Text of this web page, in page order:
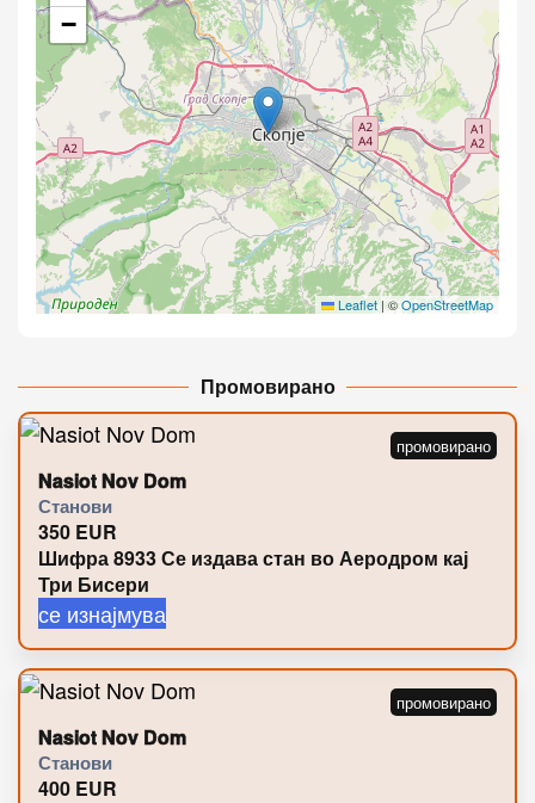
−
Leaflet | ©OpenStreetMap
Промовирано
Nasiot Nov Dom
Станови
350 EUR
Шифра 8933 Се издава стан во Аеродром кај
Три Бисери
се изнајмува
Nasiot Nov Dom
Станови
400 EUR